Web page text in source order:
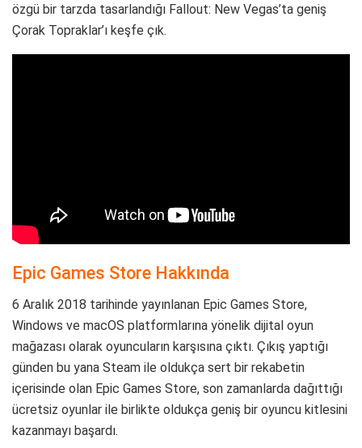
özgü bir tarzda tasarlandığı Fallout: New Vegas’ta geniş
Çorak Topraklar’ı keşfe çık.
Epic Games Store Hakkında
6 Aralık 2018 tarihinde yayınlanan Epic Games Store,
Windows ve macOS platformlarına yönelik dijital oyun
mağazası olarak oyuncuların karşısına çıktı. Çıkış yaptığı
günden bu yana Steam ile oldukça sert bir rekabetin
içerisinde olan Epic Games Store, son zamanlarda dağıttığı
ücretsiz oyunlar ile birlikte oldukça geniş bir oyuncu kitlesini
kazanmayı başardı.